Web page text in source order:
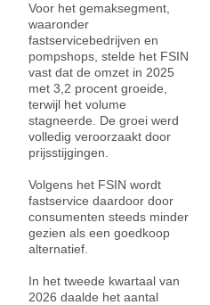
Voor het gemaksegment,
waaronder
fastservicebedrijven en
pompshops, stelde het FSIN
vast dat de omzet in 2025
met 3,2 procent groeide,
terwijl het volume
stagneerde. De groei werd
volledig veroorzaakt door
prijsstijgingen.
Volgens het FSIN wordt
fastservice daardoor door
consumenten steeds minder
gezien als een goedkoop
alternatief.
In het tweede kwartaal van
2026 daalde het aantal